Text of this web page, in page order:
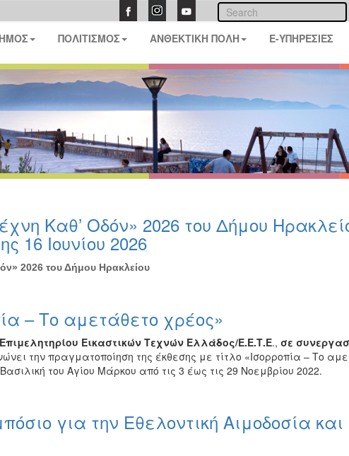
ΠΟΛΙΤΙΣΜΟΣ ΑΝΘΕΚΤΙΚΗ ΠΟΛΗ E-ΥΠΗΡΕΣΙΕΣ
Καθ’ Οδόν» 2026 του Δήμου
16 Ιουνίου 2026
2026 του Δήμου Ηρακλείου
– Το αμετάθετο χρέος»
Επιμελητηρίου Εικαστικών Τεχνών Ελλάδος/Ε.Ε.Τ.Ε., σε
την πραγματοποίηση της έκθεσης με τίτλο «Ισορροπία – Το
του Αγίου Μάρκου από τις 3 έως τις 29 Νοεμβρίου 2022.
για την Εθελοντική Αιμοδοσία